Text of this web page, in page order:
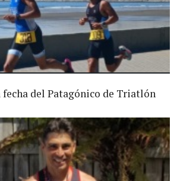
fecha del Patagónico de Triatlón